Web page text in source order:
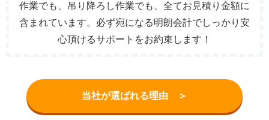
作業でも、吊り降ろし作業でも、全てお見積り金額に
含まれています。必ず宛になる明朗会計でしっかり安
心頂けるサポートをお約束します！
当社が選ばれる理由 ＞